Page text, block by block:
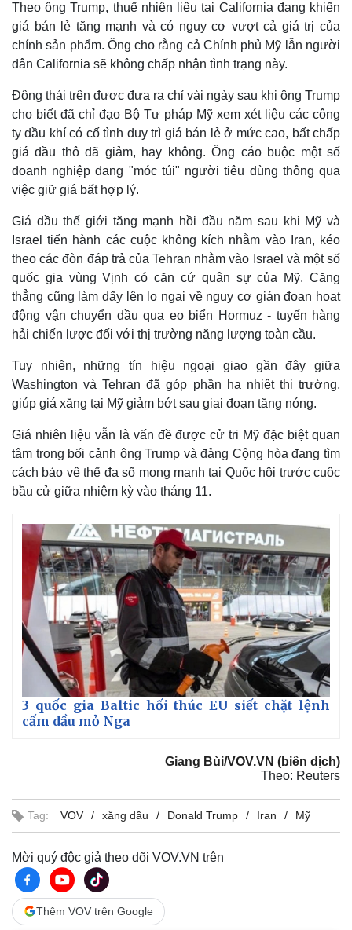
Thế giới
Quan sát
Cuộc sống đó đây
Hồ sơ
Multimedia
Video
Ảnh
E-Magazine
Infographic
Theo ông Trump, thuế nhiên liệu tại California đang khiến
giá bán lẻ tăng mạnh và có nguy cơ vượt cả giá trị của
chính sản phẩm. Ông cho rằng cả Chính phủ Mỹ lẫn người
dân California sẽ không chấp nhận tình trạng này.
Động thái trên được đưa ra chỉ vài ngày sau khi ông Trump
cho biết đã chỉ đạo Bộ Tư pháp Mỹ xem xét liệu các công
ty dầu khí có cố tình duy trì giá bán lẻ ở mức cao, bất chấp
giá dầu thô đã giảm, hay không. Ông cáo buộc một số
doanh nghiệp đang "móc túi" người tiêu dùng thông qua
việc giữ giá bất hợp lý.
Giá dầu thế giới tăng mạnh hồi đầu năm sau khi Mỹ và
Israel tiến hành các cuộc không kích nhằm vào Iran, kéo
theo các đòn đáp trả của Tehran nhằm vào Israel và một số
quốc gia vùng Vịnh có căn cứ quân sự của Mỹ. Căng
thẳng cũng làm dấy lên lo ngại về nguy cơ gián đoạn hoạt
động vận chuyển dầu qua eo biển Hormuz - tuyến hàng
hải chiến lược đối với thị trường năng lượng toàn cầu.
Tuy nhiên, những tín hiệu ngoại giao gần đây giữa
Washington và Tehran đã góp phần hạ nhiệt thị trường,
giúp giá xăng tại Mỹ giảm bớt sau giai đoạn tăng nóng.
Giá nhiên liệu vẫn là vấn đề được cử tri Mỹ đặc biệt quan
tâm trong bối cảnh ông Trump và đảng Cộng hòa đang tìm
cách bảo vệ thế đa số mong manh tại Quốc hội trước cuộc
bầu cử giữa nhiệm kỳ vào tháng 11.
3 quốc gia Baltic hối thúc EU siết chặt lệnh
cấm dầu mỏ Nga
Giang Bùi/VOV.VN (biên dịch)
Theo: Reuters
Tag: VOV xăng dầu Donald Trump Iran Mỹ
Mời quý độc giả theo dõi VOV.VN trên
Thêm VOV trên Google